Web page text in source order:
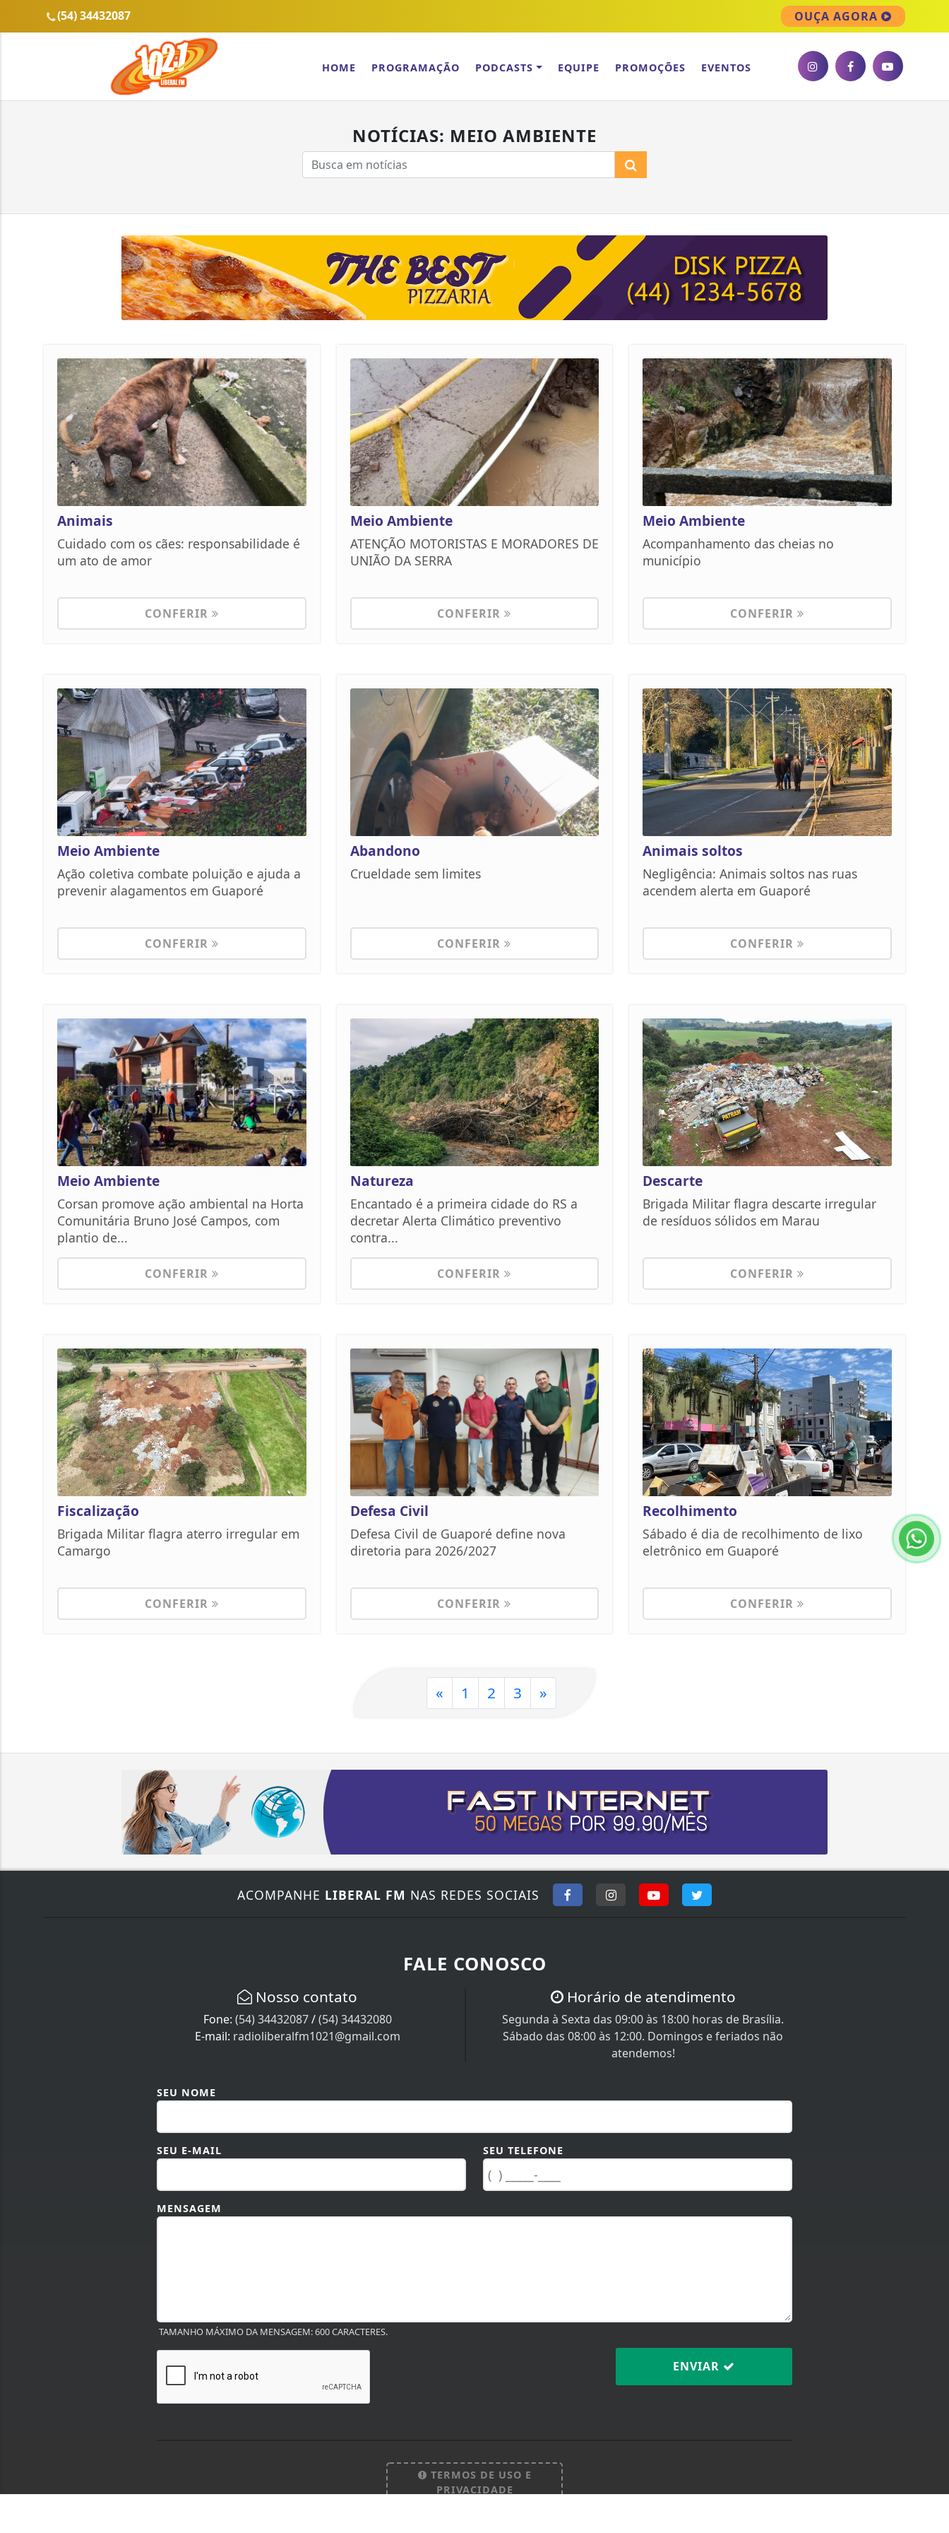
(54) 34432087 OUÇA AGORA
HOME PROGRAMAÇÃO PODCASTS EQUIPE PROMOÇÕES EVENTOS
NOTÍCIAS: MEIO AMBIENTE
Animais
Cuidado com os cães: responsabilidade é
um ato de amor
CONFERIR
Meio Ambiente
ATENÇÃO MOTORISTAS E MORADORES DE
UNIÃO DA SERRA
CONFERIR
Meio Ambiente
Acompanhamento das cheias no
município
CONFERIR
Meio Ambiente
Ação coletiva combate poluição e ajuda a
prevenir alagamentos em Guaporé
CONFERIR
Abandono
Crueldade sem limites
CONFERIR
Animais soltos
Negligência: Animais soltos nas ruas
acendem alerta em Guaporé
CONFERIR
Meio Ambiente
Corsan promove ação ambiental na Horta
Comunitária Bruno José Campos, com
plantio de...
CONFERIR
Natureza
Encantado é a primeira cidade do RS a
decretar Alerta Climático preventivo
contra...
CONFERIR
Descarte
Brigada Militar flagra descarte irregular
de resíduos sólidos em Marau
CONFERIR
Fiscalização
Brigada Militar flagra aterro irregular em
Camargo
CONFERIR
Defesa Civil
Defesa Civil de Guaporé define nova
diretoria para 2026/2027
CONFERIR
Recolhimento
Sábado é dia de recolhimento de lixo
eletrônico em Guaporé
CONFERIR
« 1 2 3 »
ACOMPANHE LIBERAL FM NAS REDES SOCIAIS
FALE CONOSCO
Nosso contato
Fone: (54) 34432087/(54) 34432080
E-mail: radioliberalfm1021@gmail.com
Horário de atendimento
Segunda à Sexta das 09:00 às 18:00 horas de Brasília.
Sábado das 08:00 às 12:00. Domingos e feriados não
atendemos!
SEU NOME
SEU E-MAIL SEU TELEFONE
MENSAGEM
TAMANHO MÁXIMO DA MENSAGEM: 600 CARACTERES.
ENVIAR
TERMOS DE USO E
PRIVACIDADE